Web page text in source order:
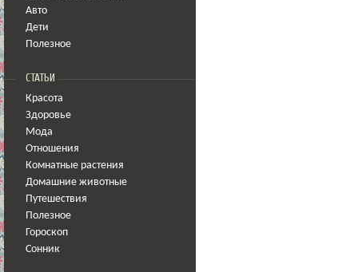
Авто
Дети
Полезное
СТАТЬИ
Красота
Здоровье
Мода
Отношения
Комнатные растения
Домашние животные
Путешествия
Полезное
Гороскоп
Сонник